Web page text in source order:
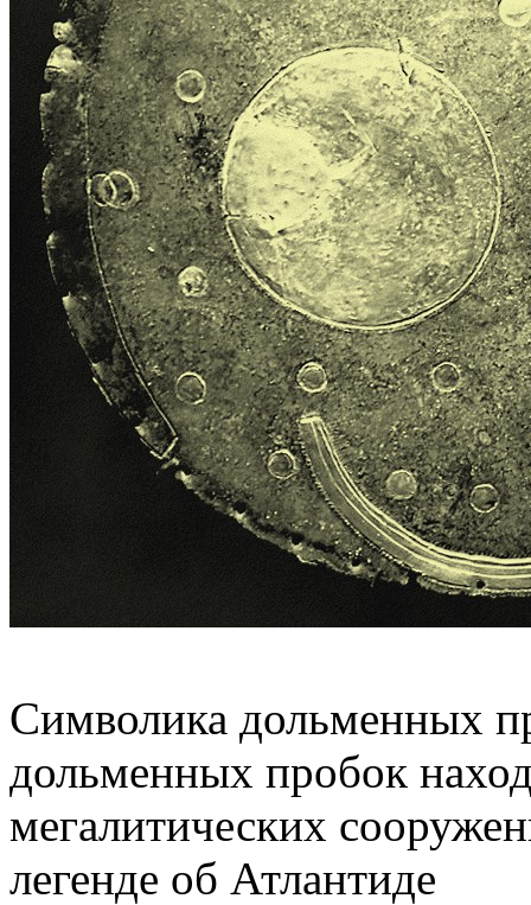
Символика дольменных
дольменных пробок
мегалитических
легенде об Атлантиде